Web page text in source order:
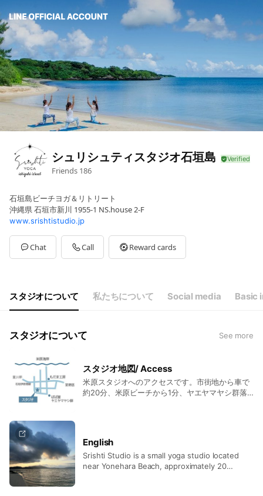
シュリシュティスタジオ石垣島
Friends 186
石垣島ビーチヨガ＆リトリート
沖縄県 石垣市新川 1955-1 NS.house 2-F
www.srishtistudio.jp
Chat Call Reward cards
スタジオについて 私たちについて Social media Basic
スタジオについて See more
スタジオ地図/ Access
米原スタジオへのアクセスです。市街地から車で
約20分、米原ビーチから1分、ヤエヤマヤシ群落
located just 1 minute from Yonehara Beach and
close to the Yaeyama Palm Grove. Parking is
available on site. Detailed directions will be
English
Srishti Studio is a small yoga studio located
near Yonehara Beach, approximately 20